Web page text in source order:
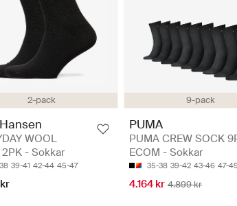
2-pack
WOOL
- Sokkar
39-41 42-44 45-47
9-pack
PUMA
PUMA CREW SOCK
ECOM - Sokkar
35-38 39-42 43-46 47-49
4.164 kr 4.899 kr